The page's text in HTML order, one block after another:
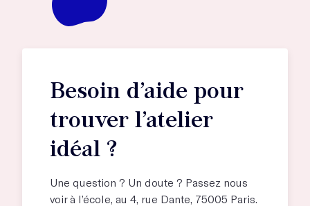
Besoin d’aide pour
trouver l’atelier
idéal ?
Une question ? Un doute ? Passez nous
voir à l’école, au 4, rue Dante, 75005 Paris.